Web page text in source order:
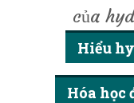
của
Hiểu
Hóa học